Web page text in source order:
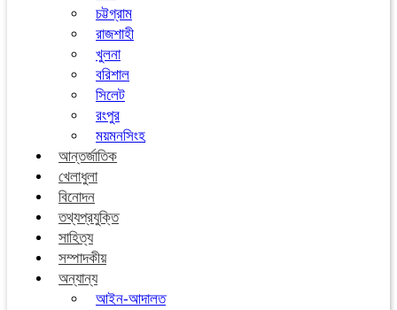
চট্টগ্রাম
রাজশাহী
খুলনা
বরিশাল
সিলেট
রংপুর
ময়মনসিংহ
আন্তর্জাতিক
খেলাধুলা
বিনোদন
তথ্যপ্রযুক্তি
সাহিত্য
সম্পাদকীয়
অন্যান্য
আইন-আদালত